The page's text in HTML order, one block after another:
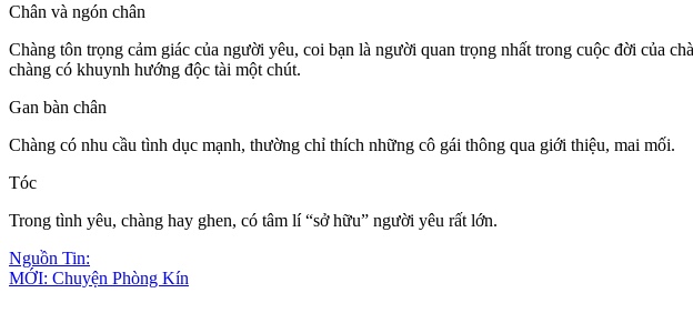
Chân và ngón chân
Chàng tôn trọng cảm giác của người yêu, coi bạn là người quan trọng nhất trong cuộc đời của
chàng có khuynh hướng độc tài một chút.
Gan bàn chân
Chàng có nhu cầu tình dục mạnh, thường chỉ thích những cô gái thông qua giới thiệu, mai mối.
Tóc
Trong tình yêu, chàng hay ghen, có tâm lí “sở hữu” người yêu rất lớn.
Nguồn Tin:
MỚI: Chuyện Phòng Kín